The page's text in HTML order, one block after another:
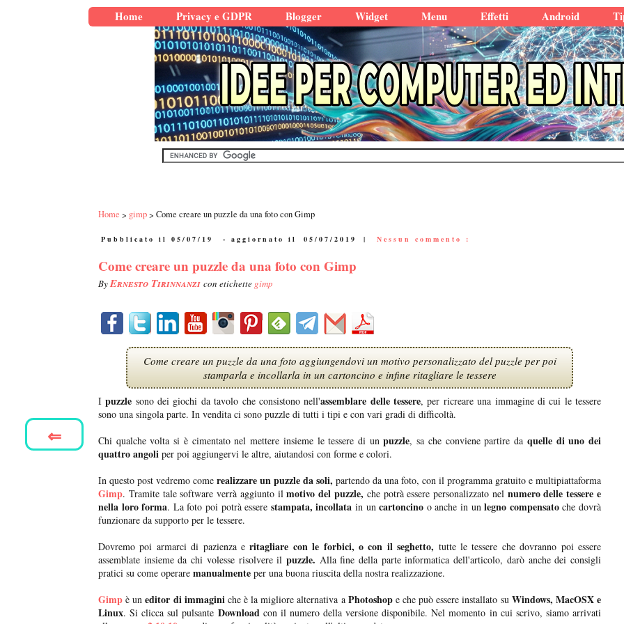
Home Privacy e GDPR Blogger Widget Menu Effetti Android
Home gimp Come creare un puzzle da una foto con Gimp
Pubblicato il 05/07/19 - aggiornato il 05/07/2019 | Nessun commento :
Come creare un puzzle da una foto con Gimp
ByErnesto Tirinnanzi con etichette gimp
Come creare un puzzle da una foto aggiungendovi un motivo personalizzato del puzzle per poi
stamparla e incollarla in un cartoncino e infine ritagliare le tessere
I puzzle sono dei giochi da tavolo che consistono nell'assemblare delle tessere, per ricreare una immagine di cui le tessere
sono una singola parte. In vendita ci sono puzzle di tutti i tipi e con vari gradi di difficoltà.
Chi qualche volta si è cimentato nel mettere insieme le tessere di unpuzzle, sa che conviene partire da quelle di uno dei
quattro angoli per poi aggiungervi le altre, aiutandosi con forme e colori.
In questo post vedremo come realizzare un puzzle da soli, partendo da una foto, con il programma gratuito e multipiattaforma
Gimp. Tramite tale software verrà aggiunto ilmotivo del puzzle, che potrà essere personalizzato nel numero delle tessere e
nella loro forma. La foto poi potrà essere stampata, incollata in uncartoncino o anche in unlegno compensatoche dovrà
funzionare da supporto per le tessere.
Dovremo poi armarci di pazienza eritagliare con le forbici, o con il seghetto, tutte le tessere che dovranno poi essere
assemblate insieme da chi volesse risolvere il puzzle. Alla fine della parte informatica dell'articolo, darò anche dei consigli
pratici su come operare manualmente per una buona riuscita della nostra realizzazione.
Gimp è uneditor di immaginiche è la migliore alternativa a Photoshop e che può essere installato suWindows, MacOSX e
Linux. Si clicca sul pulsante Downloadcon il numero della versione disponibile. Nel momento in cui scrivo, siamo arrivati
⇐